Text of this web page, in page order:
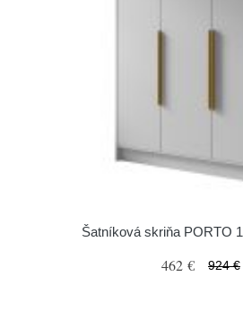
Šatníková skriňa PORTO
462 € 924 €